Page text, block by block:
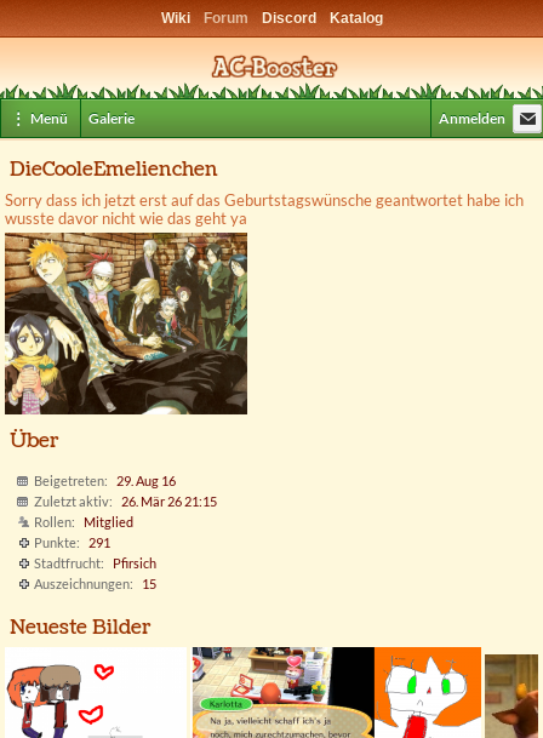
Wiki Forum Discord Katalog
⋮ Menü Galerie Anmelden
DieCooleEmelienchen
Sorry dass ich jetzt erst auf das Geburtstagswünsche geantwortet habe ich
wusste davor nicht wie das geht ya
Über
Beigetreten
29. Aug 16
Zuletzt aktiv
26. Mär 26 21:15
Rollen
Mitglied
Punkte
291
Stadtfrucht
Pfirsich
Auszeichnungen
15
Neueste Bilder